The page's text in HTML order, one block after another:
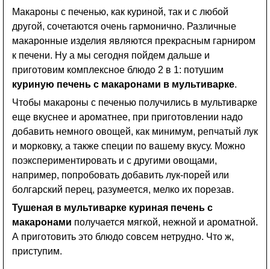
Макароны с печенью, как куриной, так и с любой
другой, сочетаются очень гармонично. Различные
макаронные изделия являются прекрасным гарниром
к печени. Ну а мы сегодня пойдем дальше и
приготовим комплексное блюдо 2 в 1: потушим
куриную печень с макаронами в мультиварке.
Чтобы макароны с печенью получились в мультиварке
еще вкуснее и ароматнее, при приготовлении надо
добавить немного овощей, как минимум, репчатый лук
и морковку, а также специи по вашему вкусу. Можно
поэкспериментировать и с другими овощами,
например, попробовать добавить лук-порей или
болгарский перец, разумеется, мелко их порезав.
Тушеная в мультиварке куриная печень с
макаронами получается мягкой, нежной и ароматной.
А приготовить это блюдо совсем нетрудно. Что ж,
приступим.